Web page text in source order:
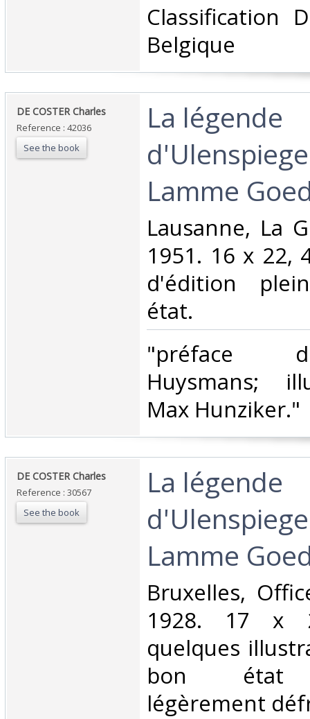
Classification
Belgique‎
‎DE COSTER Charles‎
Reference : 42036
See the book
‎La légende
Lamme
‎Lausanne, La
1951. 16 x 22,
d'édition
état.‎
‎"préface
Huysmans;
Max Hunziker."‎
‎DE COSTER Charles‎
Reference : 30567
See the book
‎La légende
Lamme
‎Bruxelles,
1928. 17 x
quelques
bon état
légèrement